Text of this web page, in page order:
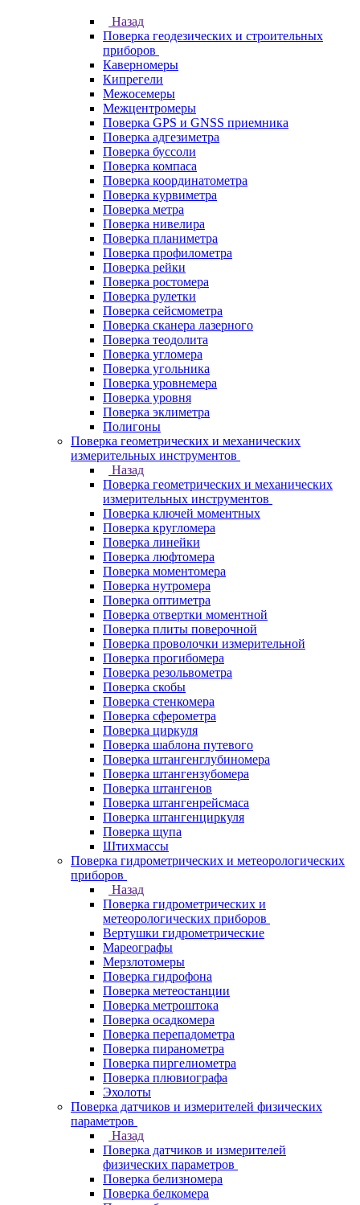
Назад
Поверка геодезических и строительных
приборов
Каверномеры
Кипрегели
Межосемеры
Межцентромеры
Поверка GPS и GNSS приемника
Поверка адгезиметра
Поверка буссоли
Поверка компаса
Поверка координатометра
Поверка курвиметра
Поверка метра
Поверка нивелира
Поверка планиметра
Поверка профилометра
Поверка рейки
Поверка ростомера
Поверка рулетки
Поверка сейсмометра
Поверка сканера лазерного
Поверка теодолита
Поверка угломера
Поверка угольника
Поверка уровнемера
Поверка уровня
Поверка эклиметра
Полигоны
Поверка геометрических и механических
измерительных инструментов
Назад
Поверка геометрических и механических
измерительных инструментов
Поверка ключей моментных
Поверка кругломера
Поверка линейки
Поверка люфтомера
Поверка моментомера
Поверка нутромера
Поверка оптиметра
Поверка отвертки моментной
Поверка плиты поверочной
Поверка проволочки измерительной
Поверка прогибомера
Поверка резольвометра
Поверка скобы
Поверка стенкомера
Поверка сферометра
Поверка циркуля
Поверка шаблона путевого
Поверка штангенглубиномера
Поверка штангензубомера
Поверка штангенов
Поверка штангенрейсмаса
Поверка штангенциркуля
Поверка щупа
Штихмассы
Поверка гидрометрических и метеорологических
приборов
Назад
Поверка гидрометрических и
метеорологических приборов
Вертушки гидрометрические
Мареографы
Мерзлотомеры
Поверка гидрофона
Поверка метеостанции
Поверка метроштока
Поверка осадкомера
Поверка перепадометра
Поверка пиранометра
Поверка пиргелиометра
Поверка плювиографа
Эхолоты
Поверка датчиков и измерителей физических
параметров
Назад
Поверка датчиков и измерителей
физических параметров
Поверка белизномера
Поверка белкомера